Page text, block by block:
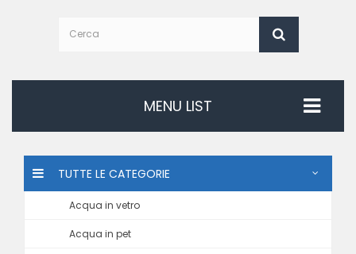
MENU LIST
TUTTE LE CATEGORIE
Acqua in vetro
Acqua in pet